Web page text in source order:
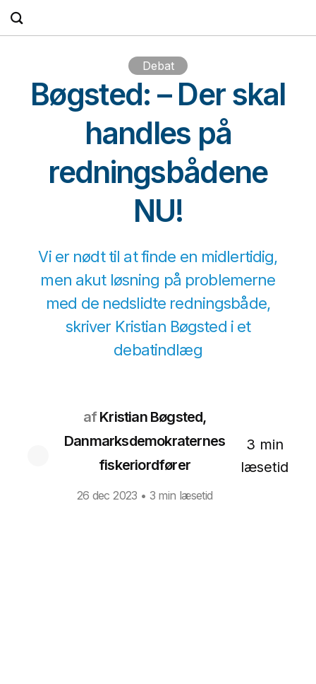
Fortsæt
Debat
Bøgsted: – Der skal
handles på
redningsbådene
NU!
Vi er nødt til at finde en midlertidig,
men akut løsning på problemerne
med de nedslidte redningsbåde,
skriver Kristian Bøgsted i et
debatindlæg
afKristian Bøgsted,
Danmarksdemokraternes
fiskeriordfører
26 dec 2023 • 3 min læsetid
3 min
læsetid